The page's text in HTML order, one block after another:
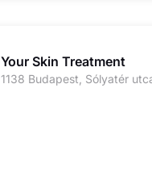
Your Skin Treatment